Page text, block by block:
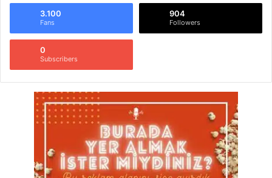
3.100
Fans
904
Followers
0
Subscribers